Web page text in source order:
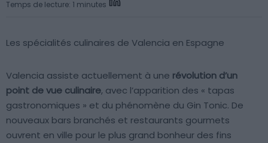
Temps de lecture: 1 minutes
Les spécialités culinaires de Valencia en Espagne
Valencia assiste actuellement à une révolution d’un
point de vue culinaire, avec l’apparition des « tapas
gastronomiques » et du phénomène du Gin Tonic. De
nouveaux bars branchés et restaurants gourmets
ouvrent en ville pour le plus grand bonheur des fins